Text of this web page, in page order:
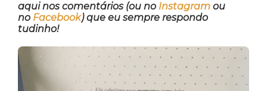
aqui nos comentários (ou no Instagram ou
no Facebook)que eu sempre respondo
tudinho!